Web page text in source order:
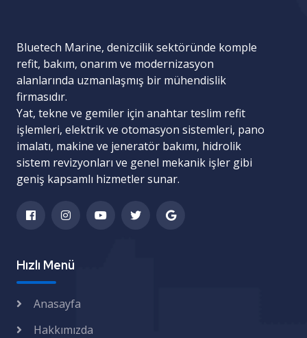
Bluetech Marine, denizcilik sektöründe komple
refit, bakım, onarım ve modernizasyon
alanlarında uzmanlaşmış bir mühendislik
firmasıdır.
Yat, tekne ve gemiler için anahtar teslim refit
işlemleri, elektrik ve otomasyon sistemleri, pano
imalatı, makine ve jeneratör bakımı, hidrolik
sistem revizyonları ve genel mekanik işler gibi
geniş kapsamlı hizmetler sunar.
Hızlı Menü
Anasayfa
Hakkımızda